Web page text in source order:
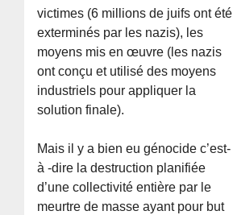
victimes (6 millions de juifs ont été
exterminés par les nazis), les
moyens mis en œuvre (les nazis
ont conçu et utilisé des moyens
industriels pour appliquer la
solution finale).
Mais il y a bien eu génocide c’est-
à -dire la destruction planifiée
d’une collectivité entière par le
meurtre de masse ayant pour but